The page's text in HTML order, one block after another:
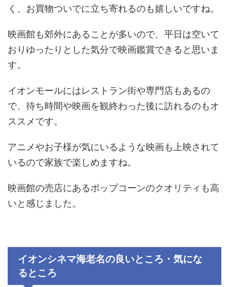
く、お買物ついでに立ち寄れるのも嬉しいですね。
映画館も郊外にあることが多いので、平日は空いて
おりゆったりとした気分で映画鑑賞できると思いま
す。
イオンモールにはレストラン街や専門店もあるの
で、待ち時間や映画を観終わった後に訪れるのもオ
ススメです。
アニメやお子様が気にいるような映画も上映されて
いるので家族で楽しめますね。
映画館の売店にあるポップコーンのクオリティも高
いと感じました。
イオンシネマ海老名の良いところ・気にな
るところ